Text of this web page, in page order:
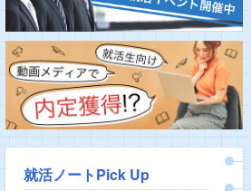
就活ノートPick Up